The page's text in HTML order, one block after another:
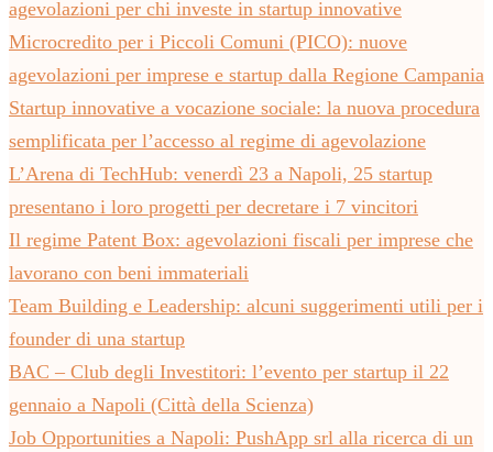
agevolazioni per chi investe in startup innovative
Microcredito per i Piccoli Comuni (PICO): nuove
agevolazioni per imprese e startup dalla Regione Campania
Startup innovative a vocazione sociale: la nuova procedura
semplificata per l’accesso al regime di agevolazione
L’Arena di TechHub: venerdì 23 a Napoli, 25 startup
presentano i loro progetti per decretare i 7 vincitori
Il regime Patent Box: agevolazioni fiscali per imprese che
lavorano con beni immateriali
Team Building e Leadership: alcuni suggerimenti utili per i
founder di una startup
BAC – Club degli Investitori: l’evento per startup il 22
gennaio a Napoli (Città della Scienza)
Job Opportunities a Napoli: PushApp srl alla ricerca di un